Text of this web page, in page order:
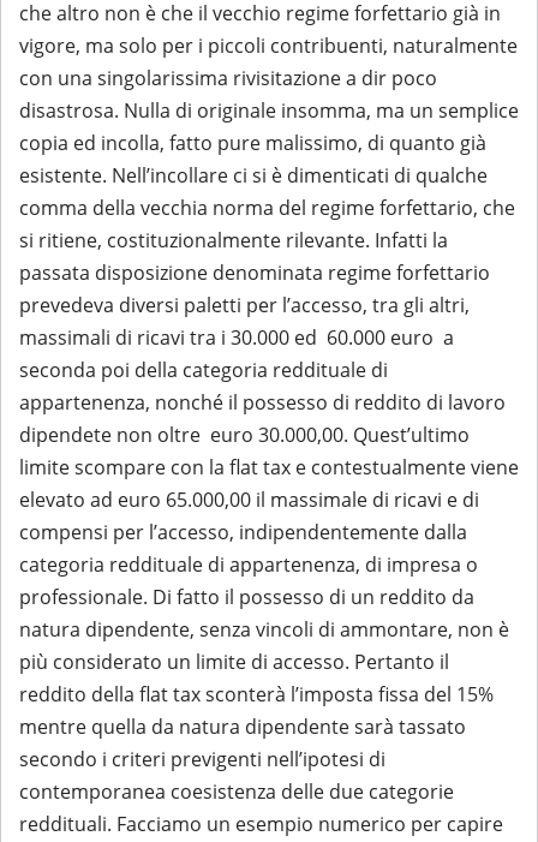
che altro non è che il vecchio regime forfettario già in
vigore, ma solo per i piccoli contribuenti, naturalmente
con una singolarissima rivisitazione a dir poco
disastrosa. Nulla di originale insomma, ma un semplice
copia ed incolla, fatto pure malissimo, di quanto già
esistente. Nell’incollare ci si è dimenticati di qualche
comma della vecchia norma del regime forfettario, che
si ritiene, costituzionalmente rilevante. Infatti la
passata disposizione denominata regime forfettario
prevedeva diversi paletti per l’accesso, tra gli altri,
massimali di ricavi tra i 30.000 ed 60.000 euro a
seconda poi della categoria reddituale di
appartenenza, nonché il possesso di reddito di lavoro
dipendete non oltre euro 30.000,00. Quest’ultimo
limite scompare con la flat tax e contestualmente viene
elevato ad euro 65.000,00 il massimale di ricavi e di
compensi per l’accesso, indipendentemente dalla
categoria reddituale di appartenenza, di impresa o
professionale. Di fatto il possesso di un reddito da
natura dipendente, senza vincoli di ammontare, non è
più considerato un limite di accesso. Pertanto il
reddito della flat tax sconterà l’imposta fissa del 15%
mentre quella da natura dipendente sarà tassato
secondo i criteri previgenti nell’ipotesi di
contemporanea coesistenza delle due categorie
reddituali. Facciamo un esempio numerico per capire